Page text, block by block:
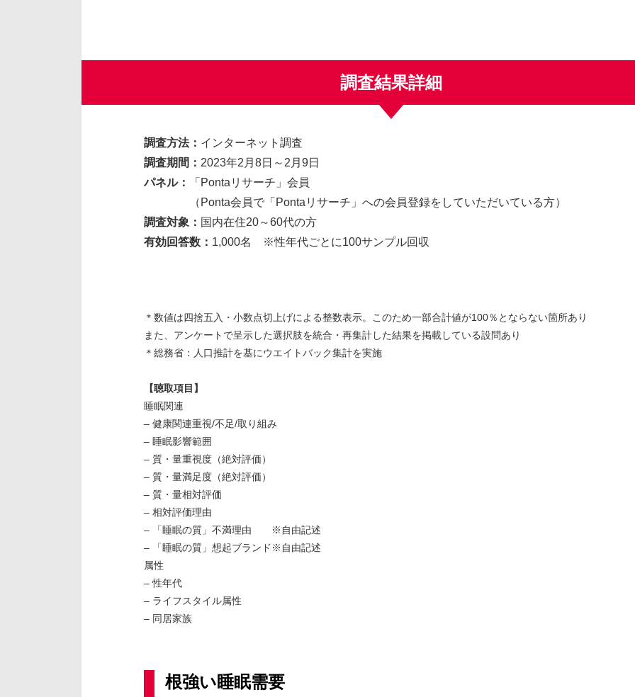
調査結果詳細
調査方法： インターネット調査
調査期間： 2023年2月8日～2月9日
パネル：
「Pontaリサーチ」会員
（Ponta会員で「Pontaリサーチ」への会員登録をしていただいている方）
調査対象： 国内在住20～60代の方
有効回答数： 1,000名 ※性年代ごとに100サンプル回収
＊数値は四捨五入・小数点切上げによる整数表示。このため一部合計値が100％とならない箇所あり
また、アンケートで呈示した選択肢を統合・再集計した結果を掲載している設問あり
＊総務省：人口推計を基にウエイトバック集計を実施
【聴取項目】
睡眠関連
– 健康関連重視/不足/取り組み
– 睡眠影響範囲
– 質・量重視度（絶対評価）
– 質・量満足度（絶対評価）
– 質・量相対評価
– 相対評価理由
– 「睡眠の質」不満理由 ※自由記述
– 「睡眠の質」想起ブランド※自由記述
属性
– 性年代
– ライフスタイル属性
– 同居家族
根強い睡眠需要